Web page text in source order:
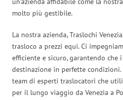
molto più gestibile.
La nostra azienda, Traslochi
trasloco a prezzi equi. Ci
efficiente e sicuro, garantendo
destinazione in perfette
team di esperti traslocatori che
per il lungo viaggio da Venezia a